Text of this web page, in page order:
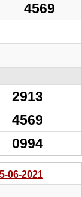
4569
2913
4569
0994
06-2021